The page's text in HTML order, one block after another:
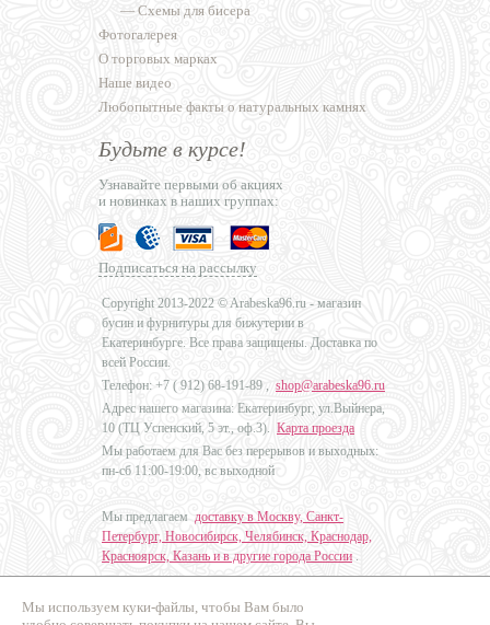
Мы используем куки-файлы, чтобы Вам было
— Схемы для бисера
Фотогалерея
О торговых марках
Наше видео
Любопытные факты о натуральных камнях
Будьте в курсе!
Узнавайте первыми об акциях
и новинках в наших группах:
Подписаться на рассылку
Copyright 2013-2022 © Arabeska96.ru - магазин
бусин и фурнитуры для бижутерии в
Екатеринбурге. Все права защищены. Доставка по
всей России.
Телефон: +7 ( 912) 68-191-89 , shop@arabeska96.ru
Адрес нашего магазина: Екатеринбург, ул.Выйнера,
10 (ТЦ Успенский, 5 эт., оф.3). Карта проезда
Мы работаем для Вас без перерывов и выходных:
пн-сб 11:00-19:00, вс выходной
Мы предлагаем доставку в Москву, Санкт-
Петербург, Новосибирск, Челябинск, Краснодар,
Красноярск, Казань и в другие города России .
Дизайн - Наталья Мальцева